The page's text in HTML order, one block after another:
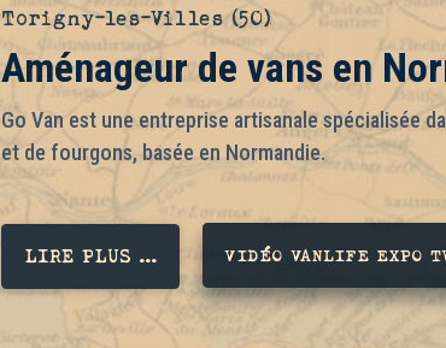
Torigny-les-Villes (50)
Aménageur de vans en
Go Van est une entreprise artisanale spécialisée
et de fourgons, basée en Normandie.
LIRE PLUS ... VIDÉO VANLIFE EXPO